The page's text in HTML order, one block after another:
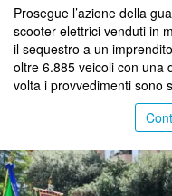
Prosegue l’azione della
scooter elettrici venduti in
il sequestro a un
oltre 6.885 veicoli con una
volta i provvedimenti sono